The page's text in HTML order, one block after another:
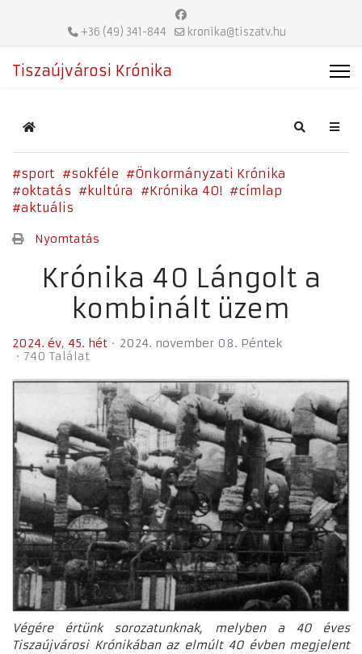
+36 (49) 341-844 kronika@tiszatv.hu
Tiszaújvárosi Krónika
Home Search
sport sokféle
Önkormányzati Krónika
oktatás
kultúra Krónika 40!
címlap
aktuális
Nyomtatás
Krónika 40 Lángolt a
kombinált üzem
2024. év 45. hét
2024. november 08. Péntek
740 Találat
Végére értünk sorozatunknak, melyben a 40 éves
Tiszaújvárosi Krónikában az elmúlt 40 évben megjelent